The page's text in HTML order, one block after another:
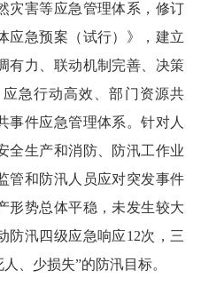
灾害等应急管理体系，修订
应急预案（试行）》，建立
有力、联动机制完善、决策
急行动高效、部门资源共
事件应急管理体系。针对人
全生产和消防、防汛工作业
管和防汛人员应对突发事件
形势总体平稳，未发生较大
防汛四级应急响应12次，三
、少损失”的防汛目标。